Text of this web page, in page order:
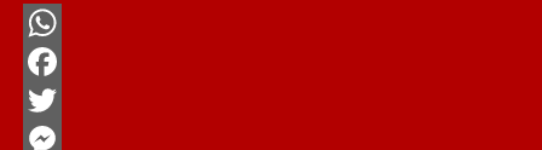
WhatsApp
Facebook
Twitter